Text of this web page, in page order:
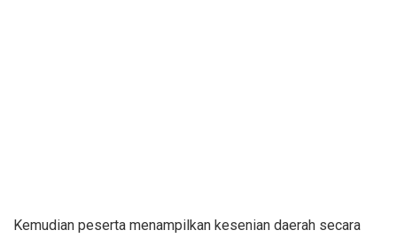
Kemudian peserta menampilkan kesenian daerah secara